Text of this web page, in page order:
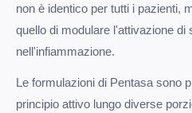
non è identico per tutti i pazienti,
quello di modulare l'attivazione
nell'infiammazione.
Le formulazioni di Pentasa sono
principio attivo lungo diverse